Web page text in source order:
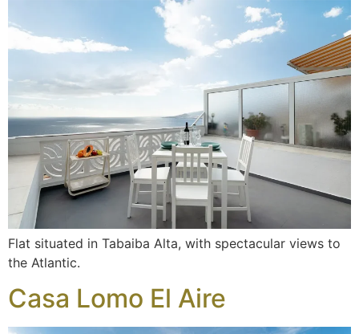
Flat situated in Tabaiba Alta, with spectacular views to
the Atlantic.
Casa Lomo El Aire